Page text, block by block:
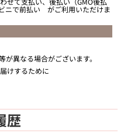
ニで前払い がご利用いただけま
異なる場合がございます。
けするために
歴